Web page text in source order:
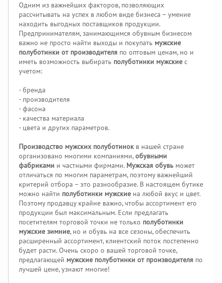
Одним из важнейших факторов, позволяющих
рассчитывать на успех в любом виде бизнеса – умение
находить выгодных поставщиков продукции.
Предпринимателям, занимающимся обувным бизнесом
важно не просто найти выходы и покупать мужские
полуботинки от производителя по оптовым ценам, но и
иметь возможность выбирать полуботинки мужские с
учетом:
- бренда
- производителя
- фасона
- качества материала
- цвета и других параметров.
Производство мужских полуботинок в нашей стране
организовано многими компаниями,обувными
фабриками и частными фирмами. Мужская обувь может
отличаться по многим параметрам, поэтому важнейший
критерий отбора – это разнообразие. В настоящем бутике
можно найти полуботинки мужские на любой вкус и цвет.
Поэтому продавцу крайне важно, чтобы ассортимент его
продукции был максимальным. Если предлагать
посетителям торговой точки не только полуботинки
мужские зимние, но и обувь на все сезоны, обеспечить
расширенный ассортимент, клиентский поток постепенно
будет расти. Очень скоро о вашей торговой точке,
предлагающей мужские полуботинки от производителя по
лучшей цене, узнают многие!